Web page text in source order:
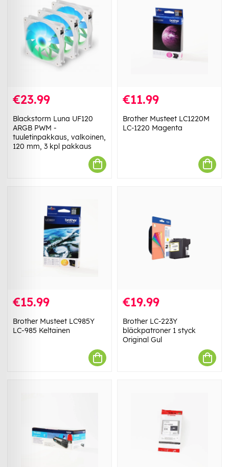
€23.99
Blackstorm Luna UF120
ARGB PWM -
tuuletinpakkaus, valkoinen,
120 mm, 3 kpl pakkaus
€11.99
Brother Musteet LC1220M
LC-1220 Magenta
€15.99
Brother Musteet LC985Y
LC-985 Keltainen
€19.99
Brother LC-223Y
bläckpatroner 1 styck
Original Gul